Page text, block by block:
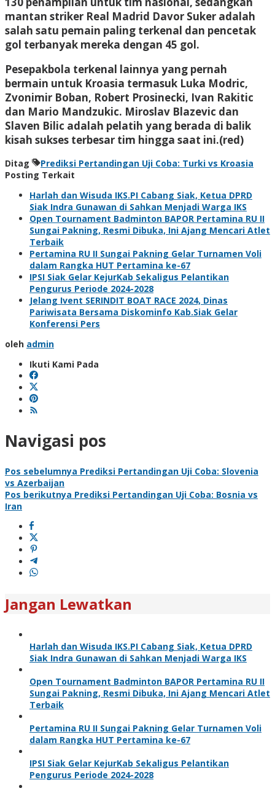
mantan striker Real Madrid Davor Suker adalah
salah satu pemain paling terkenal dan pencetak
gol terbanyak mereka dengan 45 gol.
Pesepakbola terkenal lainnya yang pernah
bermain untuk Kroasia termasuk Luka Modric,
Zvonimir Boban, Robert Prosinecki, Ivan Rakitic
dan Mario Mandzukic. Miroslav Blazevic dan
Slaven Bilic adalah pelatih yang berada di balik
kisah sukses terbesar tim hingga saat ini.(red)
Ditag
Prediksi Pertandingan Uji Coba: Turki vs Kroasia
Posting Terkait
Harlah dan Wisuda IKS.PI Cabang Siak, Ketua DPRD
Siak Indra Gunawan di Sahkan Menjadi Warga IKS
Open Tournament Badminton BAPOR Pertamina RU II
Sungai Pakning, Resmi Dibuka, Ini Ajang Mencari Atlet
Terbaik
Pertamina RU II Sungai Pakning Gelar Turnamen Voli
dalam Rangka HUT Pertamina ke-67
IPSI Siak Gelar KejurKab Sekaligus Pelantikan
Pengurus Periode 2024-2028
Jelang Ivent SERINDIT BOAT RACE 2024, Dinas
Pariwisata Bersama Diskominfo Kab.Siak Gelar
Konferensi Pers
oleh admin
Ikuti Kami Pada
Navigasi pos
Pos sebelumnya Prediksi Pertandingan Uji Coba: Slovenia
vs Azerbaijan
Pos berikutnya Prediksi Pertandingan Uji Coba: Bosnia vs
Iran
Jangan Lewatkan
Harlah dan Wisuda IKS.PI Cabang Siak, Ketua DPRD
Siak Indra Gunawan di Sahkan Menjadi Warga IKS
Open Tournament Badminton BAPOR Pertamina RU II
Sungai Pakning, Resmi Dibuka, Ini Ajang Mencari Atlet
Terbaik
Pertamina RU II Sungai Pakning Gelar Turnamen Voli
dalam Rangka HUT Pertamina ke-67
IPSI Siak Gelar KejurKab Sekaligus Pelantikan
Pengurus Periode 2024-2028